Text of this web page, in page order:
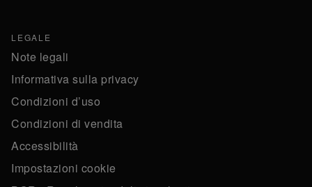
LEGALE
Note legali
Informativa sulla privacy
Condizioni d’uso
Condizioni di vendita
Accessibilità
Impostazioni cookie